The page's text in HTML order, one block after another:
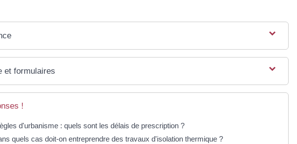
et formulaires
!
d'urbanisme : quels sont les délais de prescription ?
quels cas doit-on entreprendre des travaux d'isolation thermique ?